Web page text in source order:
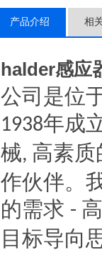
产品介绍 相
halder感应
公司是位
1938年成
械, 高素质
作伙伴。
的需求 -
目标导向